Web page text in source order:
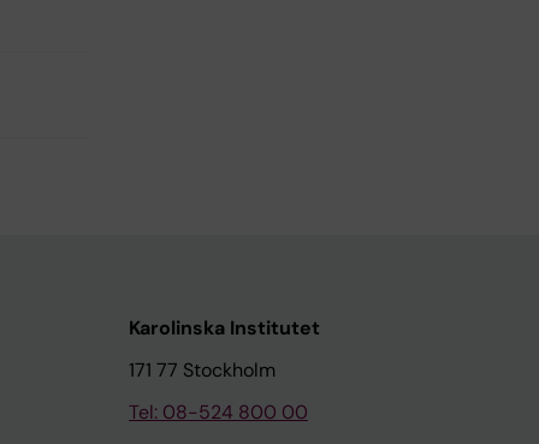
Karolinska Institutet
171 77 Stockholm
Tel: 08-524 800 00